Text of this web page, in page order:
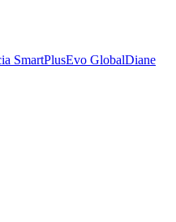
SmartPlusEvo GlobalDiane